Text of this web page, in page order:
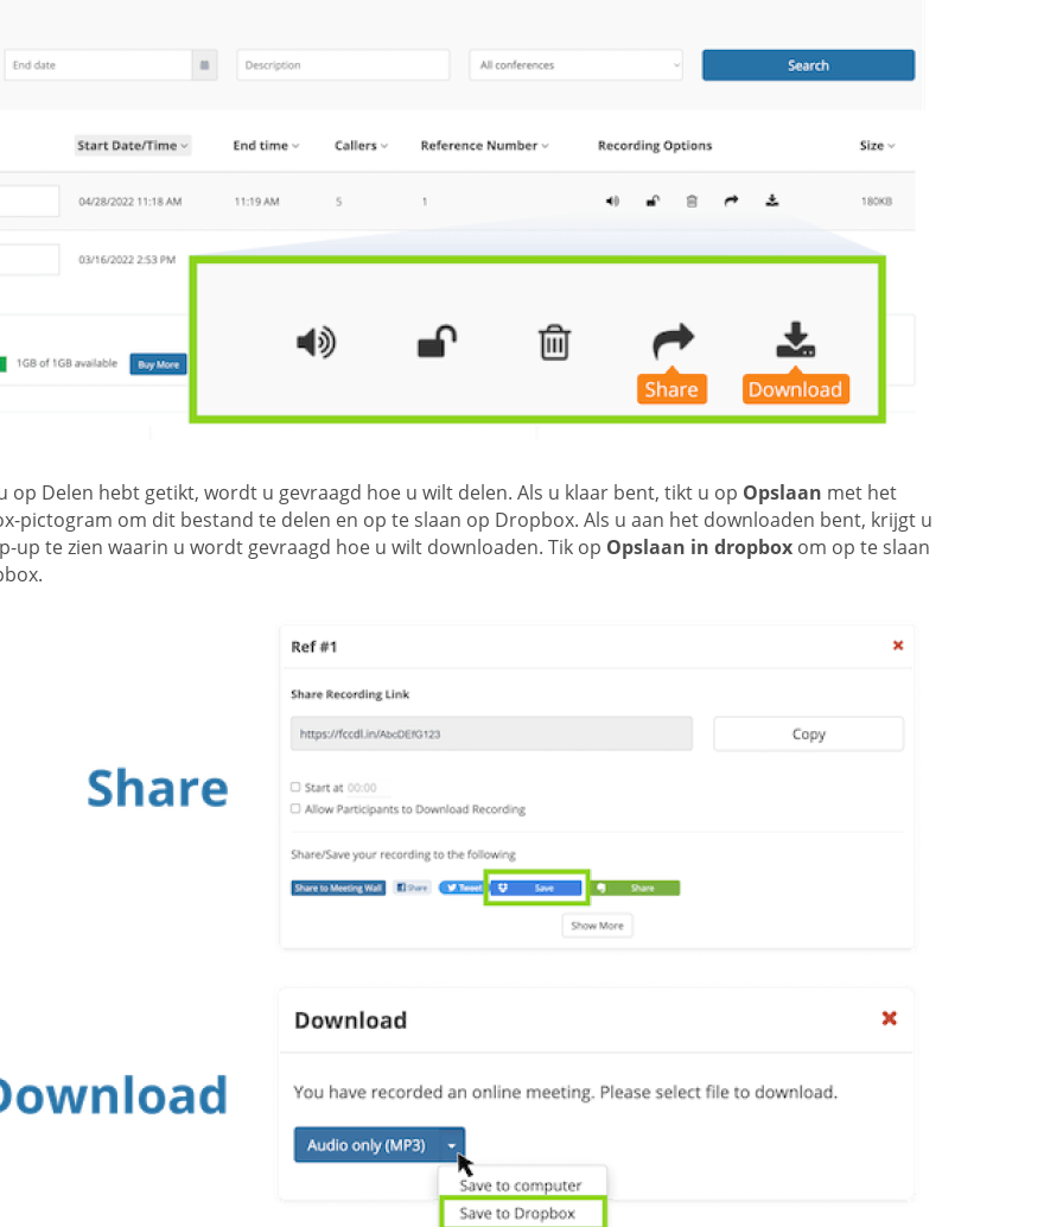
op Delen hebt getikt, wordt u gevraagd hoe u wilt delen. Als u klaar bent, tikt u op Opslaan met het
pictogram om dit bestand te delen en op te slaan op Dropbox. Als u aan het downloaden bent, krijgt u
up te zien waarin u wordt gevraagd hoe u wilt downloaden. Tik op Opslaan in dropboxom op te slaan